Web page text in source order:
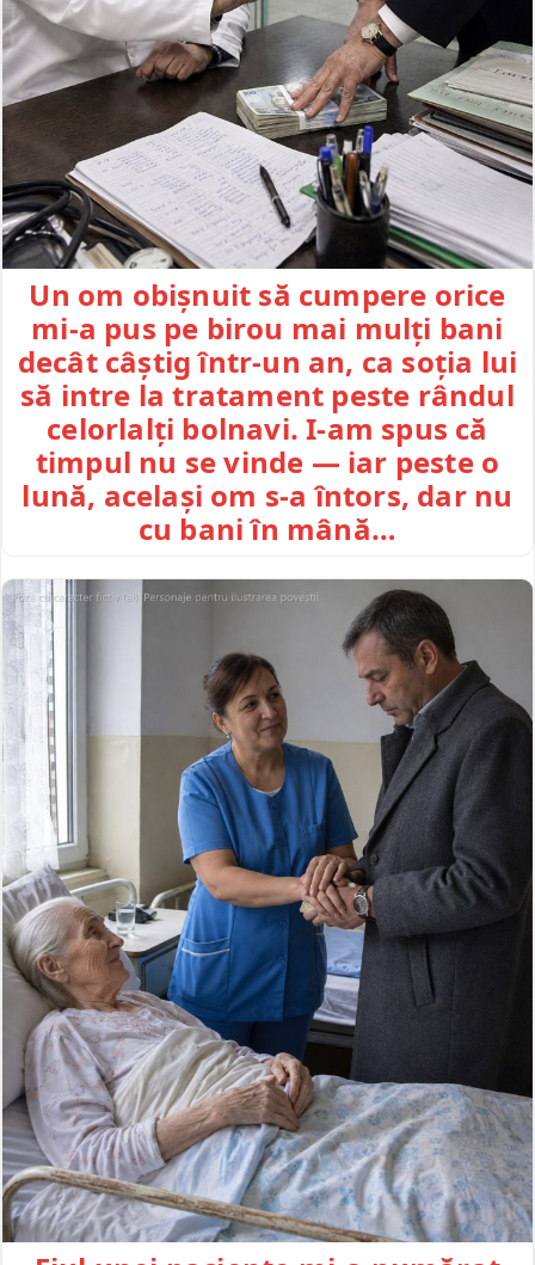
Un om obișnuit să cumpere orice
mi-a pus pe birou mai mulți bani
decât câștig într-un an, ca soția lui
să intre la tratament peste rândul
celorlalți bolnavi. I-am spus că
timpul nu se vinde — iar peste o
lună, același om s-a întors, dar nu
cu bani în mână…